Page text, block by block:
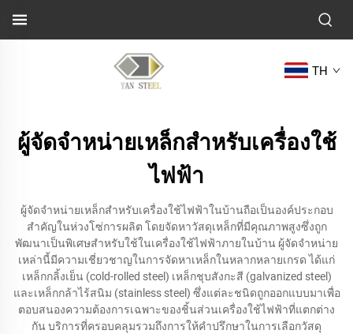
TH
ผู้จัดจำหน่ายเหล็กสำหรับเครื่องใช้
ไฟฟ้า
ผู้จัดจำหน่ายเหล็กสำหรับเครื่องใช้ไฟฟ้าในบ้านถือเป็นองค์ประกอบ
สำคัญในห่วงโซ่การผลิต โดยจัดหาวัสดุเหล็กที่มีคุณภาพสูงซึ่งถูก
พัฒนาเป็นพิเศษสำหรับใช้ในเครื่องใช้ไฟฟ้าภายในบ้าน ผู้จัดจำหน่าย
เหล่านี้มีความเชี่ยวชาญในการจัดหาเหล็กในหลากหลายเกรด ได้แก่
เหล็กกลิ้งเย็น (cold-rolled steel) เหล็กชุบสังกะสี (galvanized steel)
และเหล็กกล้าไร้สนิม (stainless steel) ซึ่งแต่ละชนิดถูกออกแบบมาเพื่อ
ตอบสนองความต้องการเฉพาะของชิ้นส่วนเครื่องใช้ไฟฟ้าที่แตกต่าง
กัน บริการที่ครอบคลุมรวมถึงการให้คำปรึกษาในการเลือกวัสดุ